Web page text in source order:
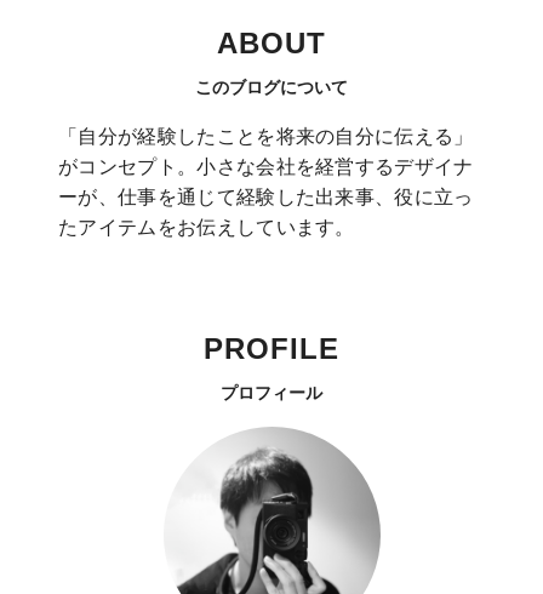
ABOUT
このブログについて
「自分が経験したことを将来の自分に伝える」
がコンセプト。小さな会社を経営するデザイナ
ーが、仕事を通じて経験した出来事、役に立っ
たアイテムをお伝えしています。
PROFILE
プロフィール